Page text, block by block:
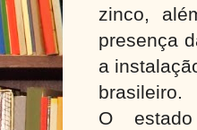
zinco,
presença
a
brasileiro.
O